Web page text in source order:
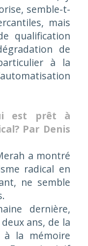
semble-t-
mais
qualification
de
à la
est prêt à
Par Denis
a montré
radical en
ne semble
dernière,
ans, de la
à la mémoire